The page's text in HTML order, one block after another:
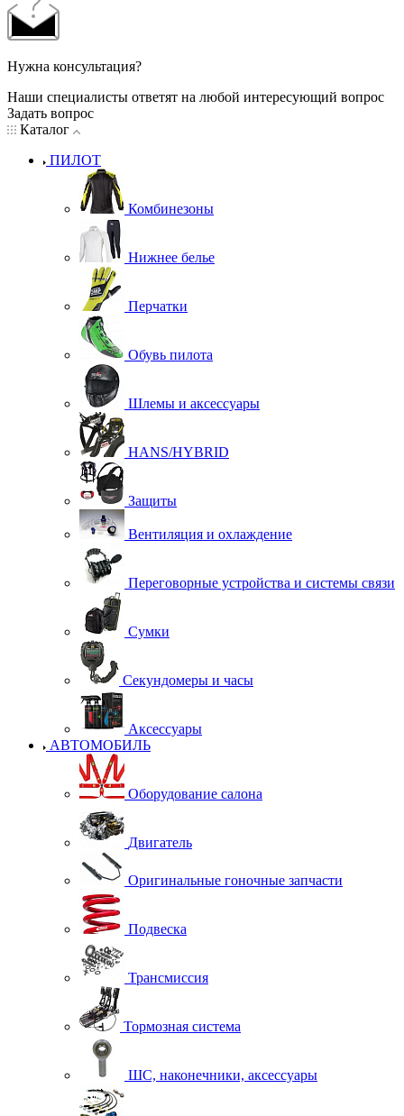
Нужна консультация?
Наши специалисты ответят на любой интересующий вопрос
Задать вопрос
Каталог
ПИЛОТ
Комбинезоны
Нижнее белье
Перчатки
Обувь пилота
Шлемы и аксессуары
HANS/HYBRID
Защиты
Вентиляция и охлаждение
Переговорные устройства и системы связи
Сумки
Секундомеры и часы
Аксессуары
АВТОМОБИЛЬ
Оборудование салона
Двигатель
Оригинальные гоночные запчасти
Подвеска
Трансмиссия
Тормозная система
ШС, наконечники, аксессуары